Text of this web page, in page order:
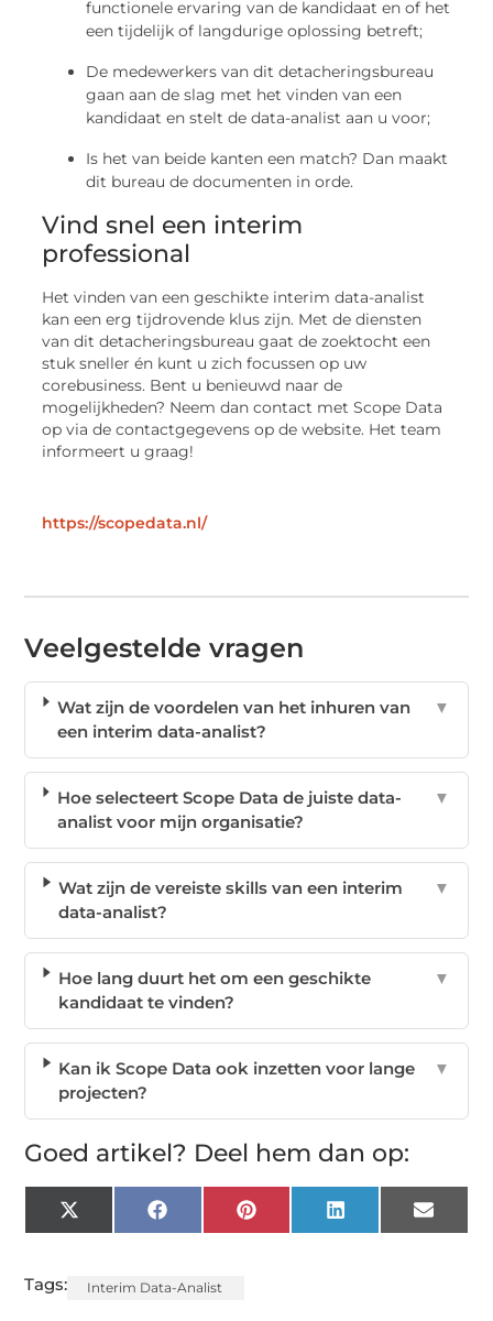
functionele ervaring van de kandidaat en of het
een tijdelijk of langdurige oplossing betreft;
De medewerkers van dit detacheringsbureau
gaan aan de slag met het vinden van een
kandidaat en stelt de data-analist aan u voor;
Is het van beide kanten een match? Dan maakt
dit bureau de documenten in orde.
Vind snel een interim
professional
Het vinden van een geschikte interim data-analist
kan een erg tijdrovende klus zijn. Met de diensten
van dit detacheringsbureau gaat de zoektocht een
stuk sneller én kunt u zich focussen op uw
corebusiness. Bent u benieuwd naar de
mogelijkheden? Neem dan contact met Scope Data
op via de contactgegevens op de website. Het team
informeert u graag!
https://scopedata.nl/
Veelgestelde vragen
Wat zijn de voordelen van het inhuren van
een interim data-analist?
▼
Hoe selecteert Scope Data de juiste data-
analist voor mijn organisatie?
▼
Wat zijn de vereiste skills van een interim
data-analist?
▼
Hoe lang duurt het om een geschikte
kandidaat te vinden?
▼
Kan ik Scope Data ook inzetten voor lange
projecten?
▼
Goed artikel? Deel hem dan op:
X
(Twitter)
FacebookPinterest LinkedIn Email
Tags: Interim Data-Analist